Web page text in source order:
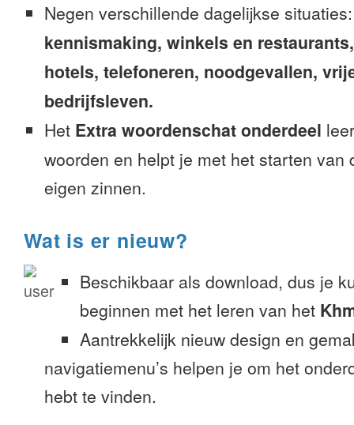
Negen verschillende dagelijkse
kennismaking, winkels en
hotels, telefoneren, noodgevallen,
bedrijfsleven.
Het Extra woordenschat onderdeel
woorden en helpt je met het starten van
eigen zinnen.
Wat is er nieuw?
Beschikbaar als download, dus je
beginnen met het leren van het
Aantrekkelijk nieuw design en
navigatiemenu’s helpen je om het
hebt te vinden.